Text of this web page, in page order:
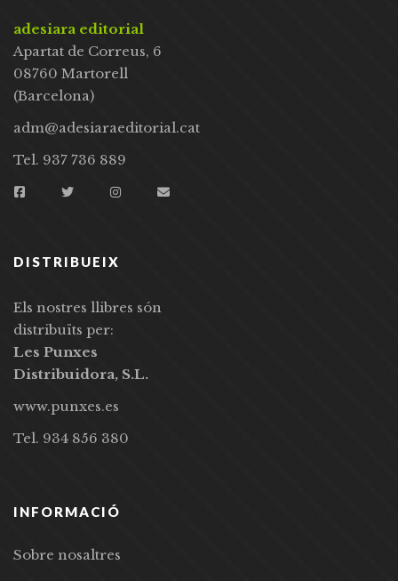
adesiara editorial
Apartat de Correus, 6
08760 Martorell
(Barcelona)
adm@adesiaraeditorial.cat
Tel. 937 736 889
DISTRIBUEIX
Els nostres llibres són
distribuïts per:
Les Punxes
Distribuidora, S.L.
www.punxes.es
Tel. 934 856 380
INFORMACIÓ
Sobre nosaltres